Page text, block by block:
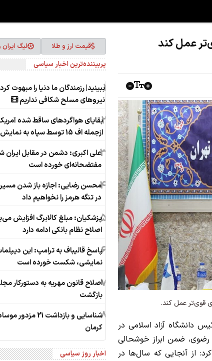
عمل کند
قوی‌تر عمل کند.
دانشگاه آزاد اسلامی در
رضوی، ضمن ابراز خوشحالی
از آنجایی که سال‌ها در
قیمت ارز و طلا لیگ
پربیننده‌ترین اخبار سیاسی
1ببینید| رزمندگان ما دنیا را مبهوت
نیروهای مسلح شکافی نداریم
2بقایای هواگردهای ساقط شده
ازجمله اف 15 توسط سپاه به نمایش درآمد
3علی اکبری: دشمن در مقابل
مفتضحانه‌ای خورده است
4محسن رضایی: اجازه باز شدن
در تنگه هرمز را نخواهیم داد
5پزشکیان: مبلغ کالابرگ افزایش
اصلاح نظام بانکی ادامه دارد
6پاسخ قالیباف به ترامپ: این
نمایشی، شکست خورده است
7اصلاح قانون مهریه به دستورکار
بازگشت
8
شناسایی و بازداشت 21
کرمان
اخبار روز سیاسی